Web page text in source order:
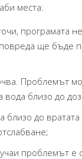
места:
програмата
ще бъде
Проблемът
близо до
близо до
проблемът е